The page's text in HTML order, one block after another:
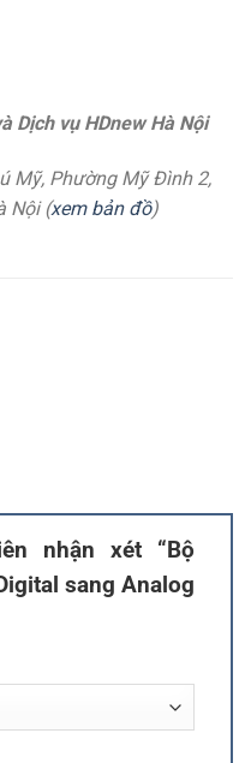
Dịch vụ HDnew Hà Nội
Mỹ, Phường Mỹ Đình 2,
Nội (xem bản đồ)
nhận xét “Bộ
sang Analog